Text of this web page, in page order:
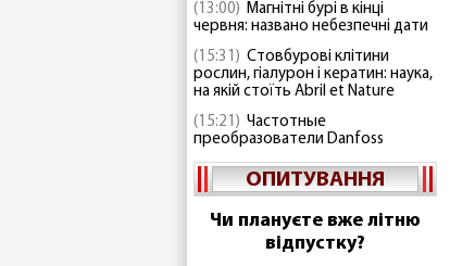
(13:00) Магнітні бурі в кінці
червня: названо небезпечні дати
(15:31) Стовбурові клітини
рослин, гіалурон і кератин: наука,
на якій стоїть Abril et Nature
(15:21) Частотные
преобразователи Danfoss
ОПИТУВАННЯ
Чи плануєте вже літню
відпустку?